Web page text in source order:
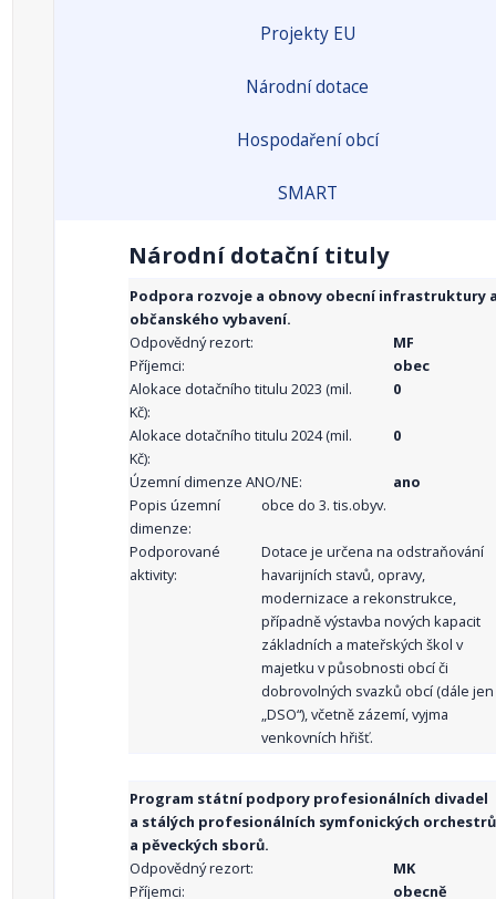
Projekty EU
Národní dotace
Hospodaření obcí
SMART
Národní dotační tituly
Podpora rozvoje a obnovy obecní infrastruktury
občanského vybavení.
Odpovědný rezort:
MF
Příjemci:
obec
Alokace dotačního titulu 2023 (mil.
Kč):
0
Alokace dotačního titulu 2024 (mil.
Kč):
0
Územní dimenze ANO/NE:
ano
Popis územní
dimenze:
obce do 3. tis.obyv.
Podporované
aktivity:
Dotace je určena na odstraňování
havarijních stavů, opravy,
modernizace a rekonstrukce,
případně výstavba nových kapacit
základních a mateřských škol v
majetku v působnosti obcí či
dobrovolných svazků obcí (dále jen
„DSO“), včetně zázemí, vyjma
venkovních hřišť.
Program státní podpory profesionálních divadel
a stálých profesionálních symfonických orchestrů
a pěveckých sborů.
Odpovědný rezort:
MK
Příjemci:
obecně